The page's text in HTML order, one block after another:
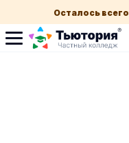
Осталось всего